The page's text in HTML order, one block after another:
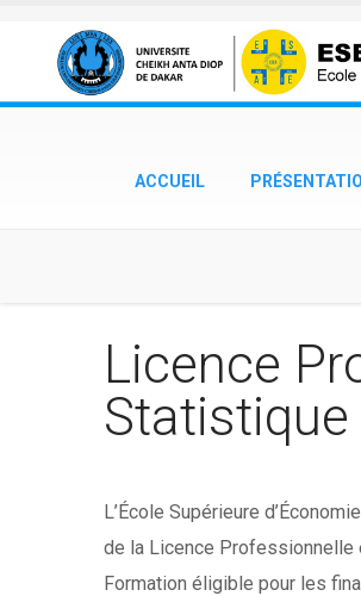
ACCUEIL
Licence
L’École Supérieure
de la Licence Professionnelle
Formation éligible pour les